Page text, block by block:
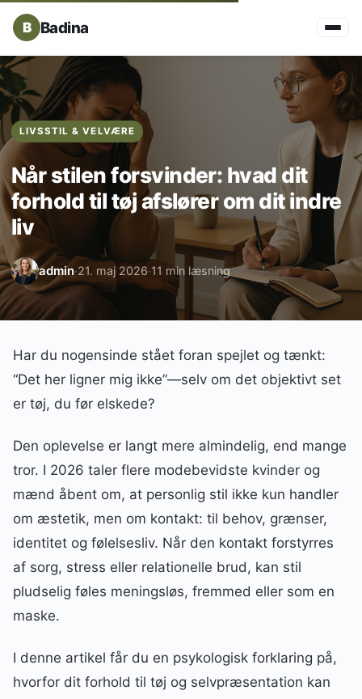
Badina
LIVSSTIL & VELVÆRE
Når stilen forsvinder: hvad dit
forhold til tøj afslører om dit indre
liv
admin·21. maj 2026·11 min læsning
Har du nogensinde stået foran spejlet og tænkt:
“Det her ligner mig ikke”—selv om det objektivt set
er tøj, du før elskede?
Den oplevelse er langt mere almindelig, end mange
tror. I 2026 taler flere modebevidste kvinder og
mænd åbent om, at personlig stil ikke kun handler
om æstetik, men om kontakt: til behov, grænser,
identitet og følelsesliv. Når den kontakt forstyrres
af sorg, stress eller relationelle brud, kan stil
pludselig føles meningsløs, fremmed eller som en
maske.
I denne artikel får du en psykologisk forklaring på,
hvorfor dit forhold til tøj og selvpræsentation kan